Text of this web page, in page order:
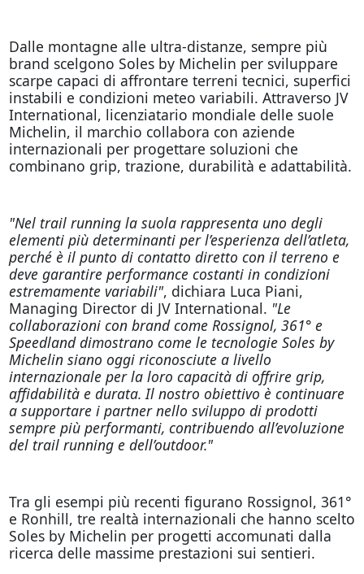
Dalle montagne alle ultra-distanze, sempre più
brand scelgono Soles by Michelin per sviluppare
scarpe capaci di affrontare terreni tecnici, superfici
instabili e condizioni meteo variabili. Attraverso JV
International, licenziatario mondiale delle suole
Michelin, il marchio collabora con aziende
internazionali per progettare soluzioni che
combinano grip, trazione, durabilità e adattabilità.
"Nel trail running la suola rappresenta uno degli
elementi più determinanti per l’esperienza dell’atleta,
perché è il punto di contatto diretto con il terreno e
deve garantire performance costanti in condizioni
estremamente variabili", dichiara Luca Piani,
Managing Director di JV International. "Le
collaborazioni con brand come Rossignol, 361° e
Speedland dimostrano come le tecnologie Soles by
Michelin siano oggi riconosciute a livello
internazionale per la loro capacità di offrire grip,
affidabilità e durata. Il nostro obiettivo è continuare
a supportare i partner nello sviluppo di prodotti
sempre più performanti, contribuendo all’evoluzione
del trail running e dell’outdoor."
Tra gli esempi più recenti figurano Rossignol, 361°
e Ronhill, tre realtà internazionali che hanno scelto
Soles by Michelin per progetti accomunati dalla
ricerca delle massime prestazioni sui sentieri.